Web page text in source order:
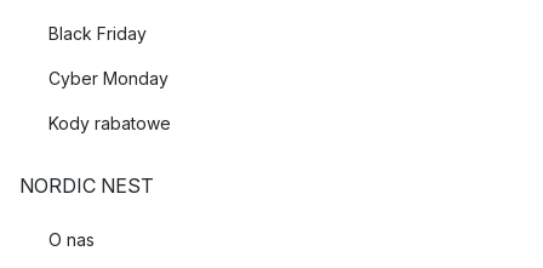
Black Friday
Cyber Monday
Kody rabatowe
NORDIC NEST
O nas